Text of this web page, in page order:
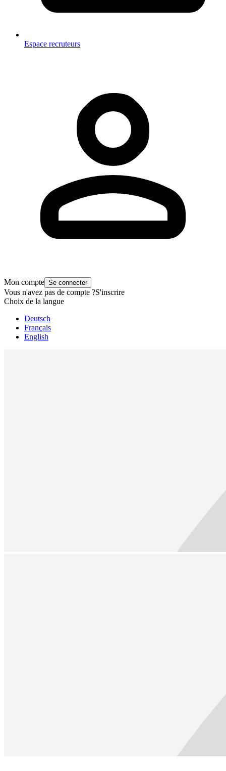
Espace recruteurs
Mon compte Se connecter
Vous n'avez pas de compte ?S'inscrire
Choix de la langue
Deutsch
Français
English